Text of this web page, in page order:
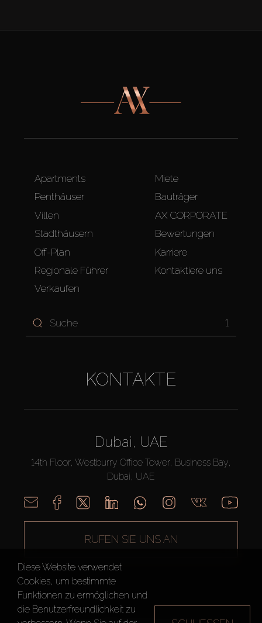
Apartments
Penthäuser
Villen
Stadthäusern
Off-Plan
Regionale Führer
Verkaufen
Miete
Bauträger
AX CORPORATE
Bewertungen
Karriere
Kontaktiere uns
1
KONTAKTE
Dubai, UAE
14th Floor, Westburry Office Tower, Business Bay,
Dubai, UAE
RUFEN SIE UNS AN
Diese Website verwendet
Cookies, um bestimmte
Funktionen zu ermöglichen und
die Benutzerfreundlichkeit zu